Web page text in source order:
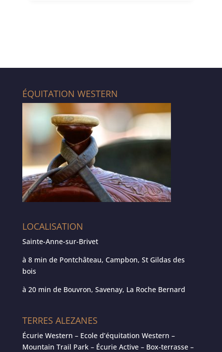
ÉQUITATION WESTERN
LOCALISATION
Sainte-Anne-sur-Brivet
à 8 min de Pontchâteau, Campbon, St Gildas des
bois
à 20 min de Bouvron, Savenay, La Roche Bernard
TERRES ALEZANES
Écurie Western – Ecole d’équitation Western –
Mountain Trail Park – Écurie Active – Box-terrasse –